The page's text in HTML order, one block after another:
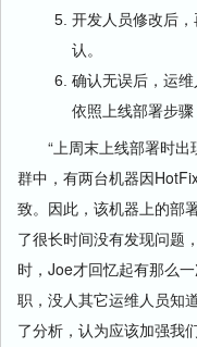
开发人员修改后
认。
确认无误后，运
依照上线部署步骤
“上周末上线部署时出
群中，有两台机器因
致。因此，该机器上的部
了很长时间没有发现问题
时，Joe才回忆起有那么
职，没人其它运维人员知
了分析，认为应该加强我